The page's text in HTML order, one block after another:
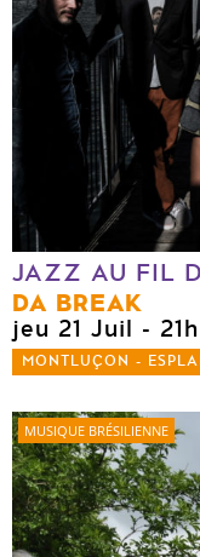
JAZZ AU FIL
DA BREAK
jeu 21 Juil - 21h
MONTLUÇON -
MUSIQUE BRÉSILIENNE